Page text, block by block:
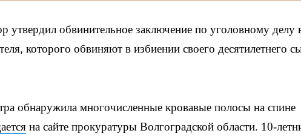
обвинительное заключение по уголовному делу
которого обвиняют в избиении своего десятилетнего
обнаружила многочисленные кровавые полосы на спине
на сайте прокуратуры Волгоградской области. 10-